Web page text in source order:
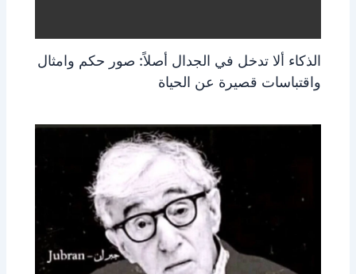
الذكاء ألا تدخل في الجدال أصلاً: صور حكم وامثال
واقتباسات قصيرة عن الحياة